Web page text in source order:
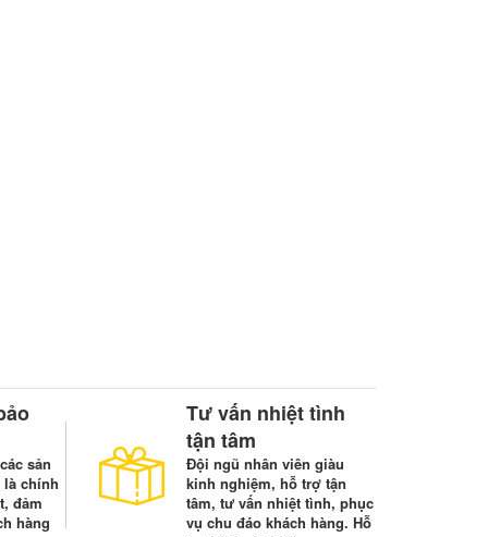
sản
chính
đảm
hàng
Tư vấn nhiệt tình
tận tâm
Đội ngũ nhân viên giàu
kinh nghiệm, hỗ trợ tận
tâm, tư vấn nhiệt tình, phục
vụ chu đáo khách hàng. Hỗ